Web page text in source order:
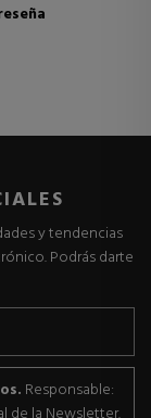
y tendencias
Podrás darte
Responsable: